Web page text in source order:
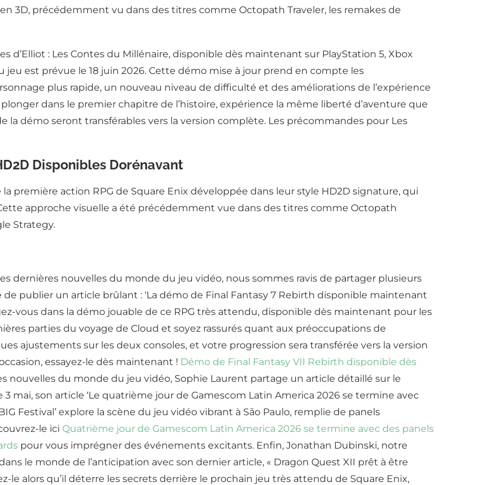
3D, précédemment vu dans des titres comme Octopath Traveler, les remakes de
d’Elliot : Les Contes du Millénaire, disponible dès maintenant sur PlayStation 5, Xbox
jeu est prévue le 18 juin 2026. Cette démo mise à jour prend en compte les
plus rapide, un nouveau niveau de difficulté et des améliorations de l’expérience
dans le premier chapitre de l’histoire, expérience la même liberté d’aventure que
la démo seront transférables vers la version complète. Les précommandes pour Les
Disponibles Dorénavant
première action RPG de Square Enix développée dans leur style HD2D signature, qui
approche visuelle a été précédemment vue dans des titres comme Octopath
Strategy.
dernières nouvelles du monde du jeu vidéo, nous sommes ravis de partager plusieurs
publier un article brûlant : ‘La démo de Final Fantasy 7 Rebirth disponible maintenant
vous dans la démo jouable de ce RPG très attendu, disponible dès maintenant pour les
parties du voyage de Cloud et soyez rassurés quant aux préoccupations de
ajustements sur les deux consoles, et votre progression sera transférée vers la version
essayez-le dès maintenant ! Démo de Final Fantasy VII Rebirth disponible dès
nouvelles du monde du jeu vidéo, Sophie Laurent partage un article détaillé sur le
mai, son article ‘Le quatrième jour de Gamescom Latin America 2026 se termine avec
Festival’ explore la scène du jeu vidéo vibrant à São Paulo, remplie de panels
le ici Quatrième jour de Gamescom Latin America 2026 se termine avec des panels
pour vous imprégner des événements excitants. Enfin, Jonathan Dubinski, notre
le monde de l’anticipation avec son dernier article, « Dragon Quest XII prêt à être
le alors qu’il déterre les secrets derrière le prochain jeu très attendu de Square Enix,